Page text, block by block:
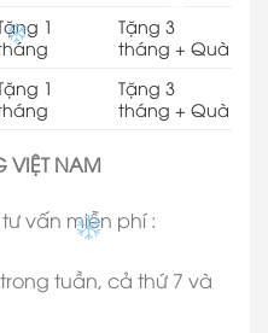
1
Tặng 3
tháng + Quà
1
Tặng 3
tháng + Quà
VIỆT NAM
vấn miễn phí :
tuần, cả thứ 7 và
✽